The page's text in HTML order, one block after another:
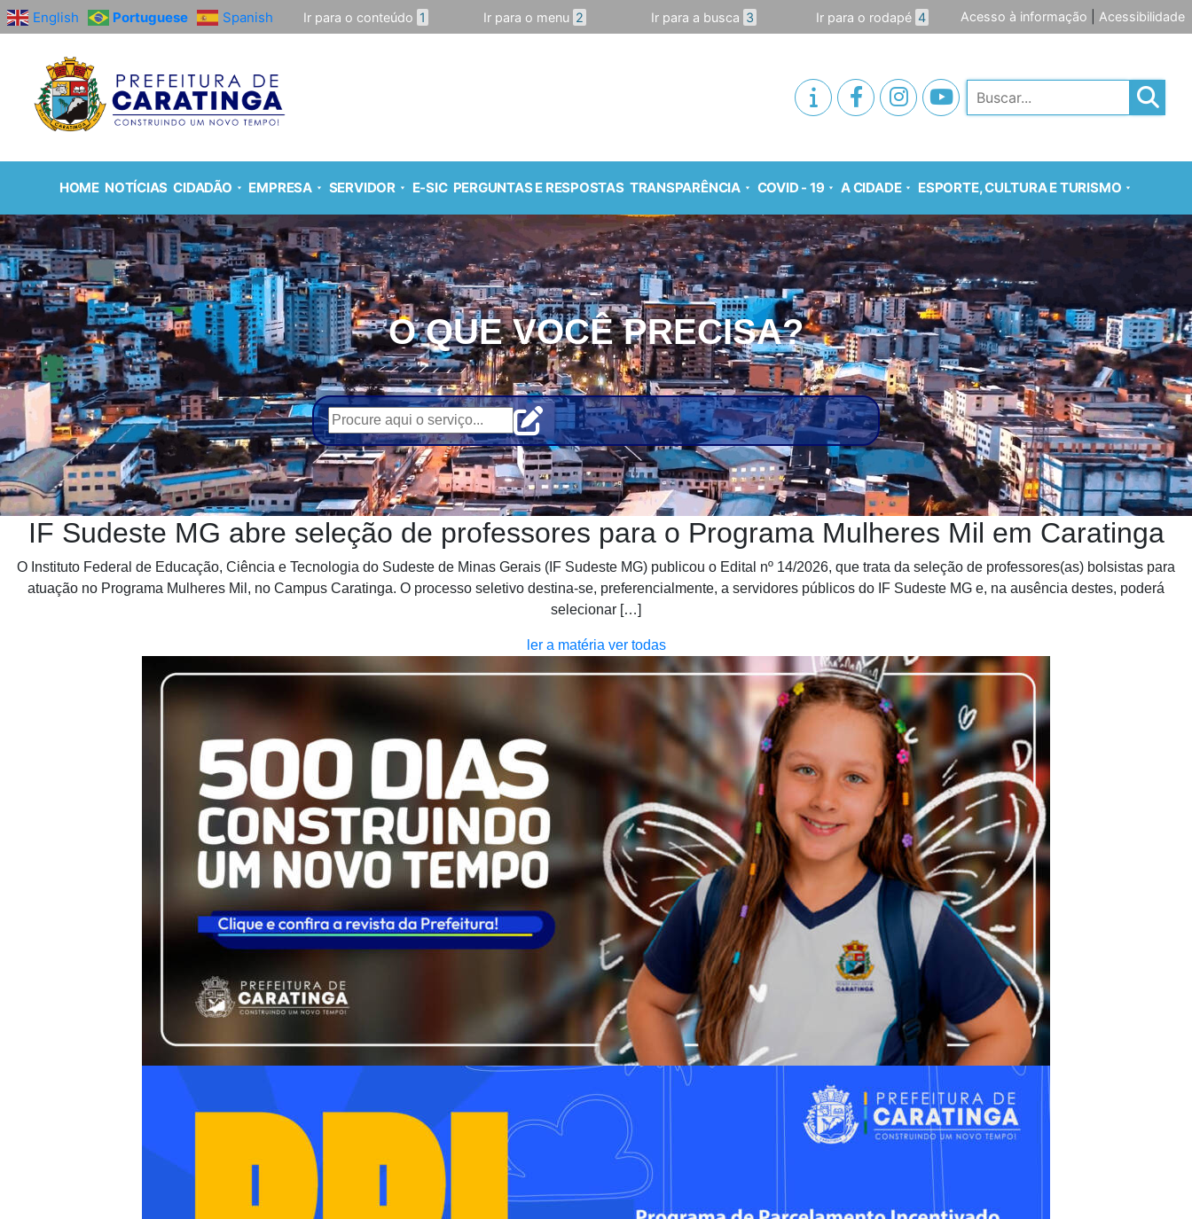
English Portuguese Spanish Ir para o conteúdo 1 Ir para o menu 2 Ir para a busca 3 Ir para o rodapé 4 Acesso à informação Acessibilidade
Pesquisar
HOME NOTÍCIAS CIDADÃO EMPRESA SERVIDOR E-SIC PERGUNTAS E RESPOSTAS TRANSPARÊNCIA COVID - 19 A CIDADE ESPORTE, CULTURA E TURISMO
O QUE VOCÊ PRECISA?
IF Sudeste MG abre seleção de professores para o Programa Mulheres Mil em Caratinga
O Instituto Federal de Educação, Ciência e Tecnologia do Sudeste de Minas Gerais (IF Sudeste MG) publicou o Edital nº 14/2026, que trata da seleção de professores(as) bolsistas para
atuação no Programa Mulheres Mil, no Campus Caratinga. O processo seletivo destina-se, preferencialmente, a servidores públicos do IF Sudeste MG e, na ausência destes, poderá
selecionar […]
ler a matéria ver todas